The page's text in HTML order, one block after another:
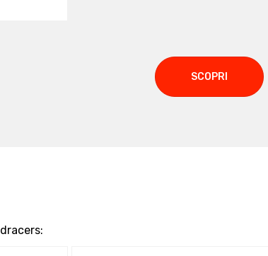
SCOPRI